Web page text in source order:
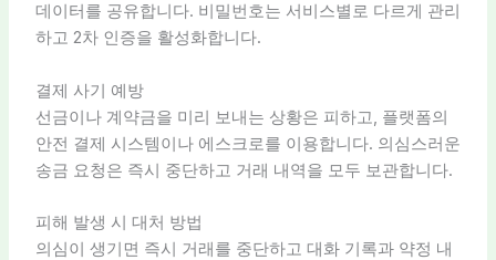
데이터를 공유합니다. 비밀번호는 서비스별로 다르게 관리
하고 2차 인증을 활성화합니다.
결제 사기 예방
선금이나 계약금을 미리 보내는 상황은 피하고, 플랫폼의
안전 결제 시스템이나 에스크로를 이용합니다. 의심스러운
송금 요청은 즉시 중단하고 거래 내역을 모두 보관합니다.
피해 발생 시 대처 방법
의심이 생기면 즉시 거래를 중단하고 대화 기록과 약정 내